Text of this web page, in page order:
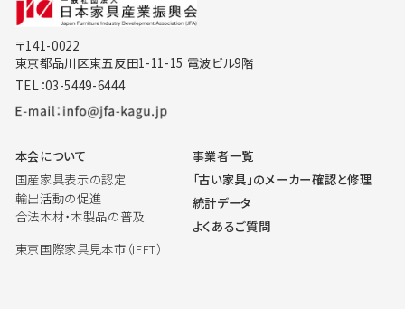
〒141-0022
東京都品川区東五反田1-11-15 電波ビル9階
TEL：03-5449-6444
本会について
国産家具表示の認定
輸出活動の促進
合法木材・木製品の普及
東京国際家具見本市（IFFT）
事業者一覧
「古い家具」のメーカー確認と修理
統計データ
よくあるご質問